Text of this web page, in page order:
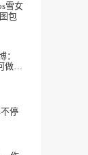
雪女
包
：
做好
领
停